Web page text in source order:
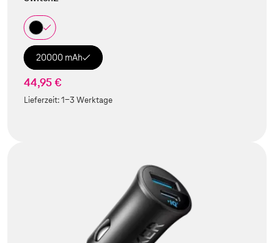
20000 mAh
44,95 €
Lieferzeit:1-3 Werktage